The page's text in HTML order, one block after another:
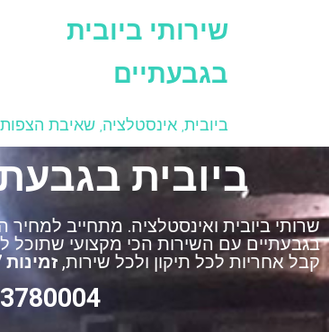
שירותי ביובית
בגבעתיים
ביובית, אינסטלציה, שאיבת הצפות
ביובית
שרותי ביובית ואינסטלציה. מתחייב למחיר
בגבעתיים עם השירות הכי מקצועי שתוכל
קבל אחריות לכל תיקון ולכל שירות, זמינות 24/7